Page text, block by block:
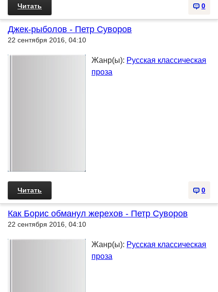
0
Читать
Джек-рыболов - Петр Суворов
22 сентября 2016, 04:10
Жанр(ы): Русская классическая
проза
0
Читать
Как Борис обманул жерехов - Петр Суворов
22 сентября 2016, 04:10
Жанр(ы): Русская классическая
проза